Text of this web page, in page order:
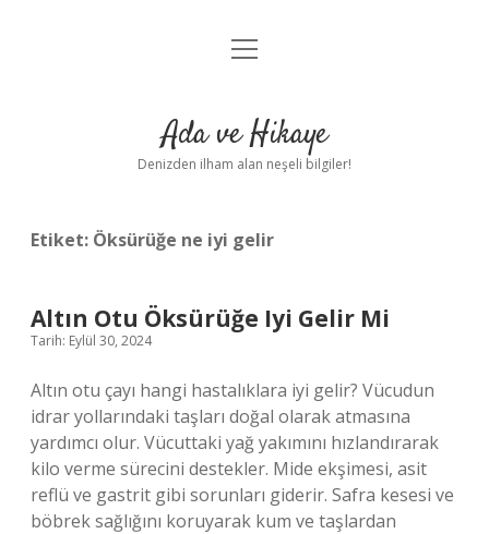
Anasayfa
Yasal Uyarı
menüyü
Ada ve Hikaye
Denizden ilham alan neşeli bilgiler!
Etiket: Öksürüğe ne iyi gelir
Altın Otu Öksürüğe Iyi Gelir Mi
Tarih: Eylül 30, 2024
Altın otu çayı hangi hastalıklara iyi gelir? Vücudun
idrar yollarındaki taşları doğal olarak atmasına
yardımcı olur. Vücuttaki yağ yakımını hızlandırarak
kilo verme sürecini destekler. Mide ekşimesi, asit
reflü ve gastrit gibi sorunları giderir. Safra kesesi ve
böbrek sağlığını koruyarak kum ve taşlardan